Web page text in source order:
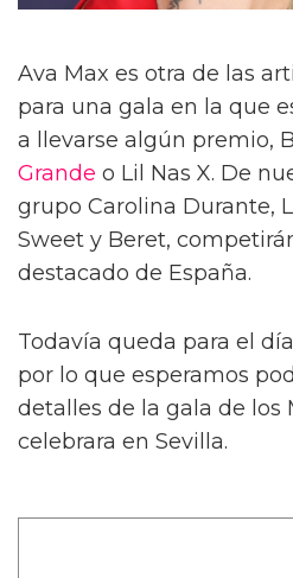
Ava Max es otra de las
para una gala en la que
a llevarse algún premio,
Grande o Lil Nas X. De
grupo Carolina Durante,
Sweet y Beret,
destacado de España.
Todavía queda para el
por lo que esperamos
detalles de la gala de los
celebrara en Sevilla.